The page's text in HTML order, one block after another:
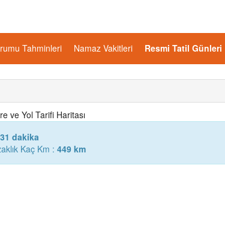
Tahminleri Namaz Vakitleri Resmi Tatil Günleri
ve Yol Tarifi Haritası
dakika
Kaç Km : 449 km